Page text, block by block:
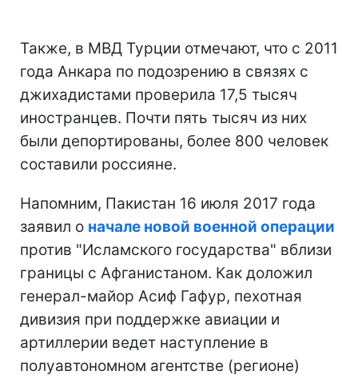
Также, в МВД Турции отмечают, что с 2011
года Анкара по подозрению в связях с
джихадистами проверила 17,5 тысяч
иностранцев. Почти пять тысяч из них
были депортированы, более 800 человек
составили россияне.
Напомним, Пакистан 16 июля 2017 года
заявил о начале новой военной операции
против "Исламского государства" вблизи
границы с Афганистаном. Как доложил
генерал-майор Асиф Гафур, пехотная
дивизия при поддержке авиации и
артиллерии ведет наступление в
полуавтономном агентстве (регионе)